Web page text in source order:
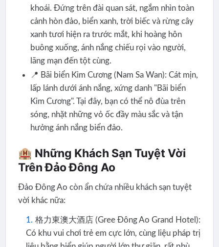
khoái. Đứng trên đài quan sát, ngắm nhìn toàn
cảnh hòn đảo, biển xanh, trời biếc và rừng cây
xanh tươi hiện ra trước mắt, khi hoàng hôn
buông xuống, ánh nắng chiếu rọi vào người,
lãng mạn đến tột cùng.
📍 Bãi biển Kim Cương (Nam Sa Wan): Cát mịn,
lấp lánh dưới ánh nắng, xứng danh "Bãi biển
Kim Cương". Tại đây, bạn có thể nô đùa trên
sóng, nhặt những vỏ ốc đầy màu sắc và tận
hưởng ánh nắng biển đảo.
🏨 Những Khách Sạn Tuyệt Vời
Trên Đảo Đông Ao
Đảo Đông Ao còn ẩn chứa nhiều khách sạn tuyệt
vời khác nữa:
格力東澳大酒店 (Gree Đông Ao Grand Hotel):
Có khu vui chơi trẻ em cực lớn, cùng liệu pháp trị